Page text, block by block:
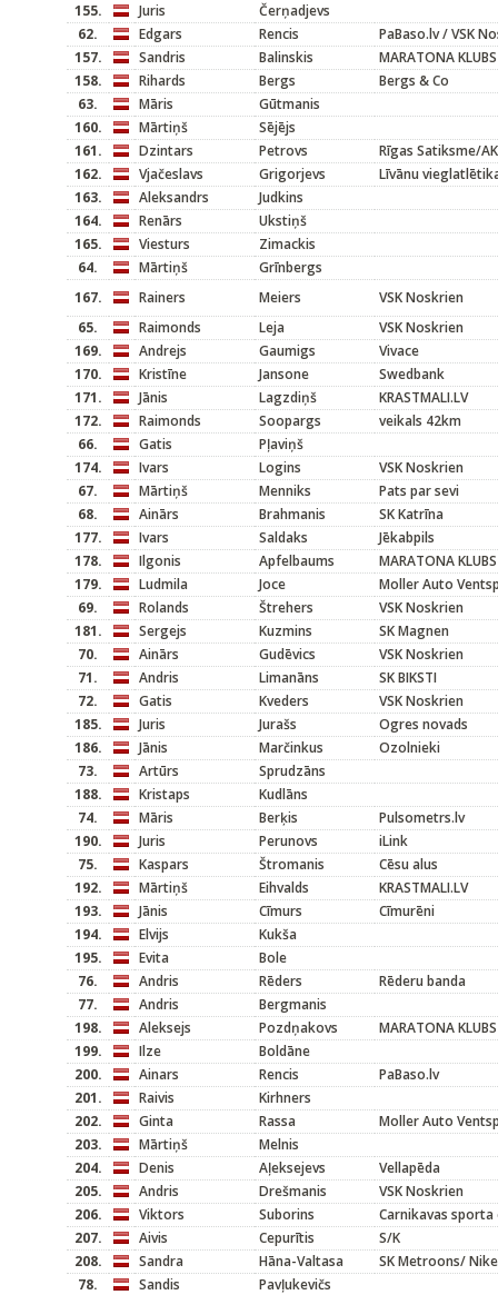
155. Juris
Čerņadjevs
62.
Edgars Rencis
PaBaso.lv / VSK
157.
Sandris Balinskis
MARATONA KLUBS
158.
Rihards Bergs
Bergs & Co
63.
Māris
Gūtmanis
160.
Mārtiņš
Sējējs
161.
Dzintars Petrovs
Rīgas Satiksme/
162.
Vjačeslavs Grigorjevs
Līvānu
163.
Aleksandrs
Judkins
164.
Renārs
Ukstiņš
165.
Viesturs
Zimackis
64.
Mārtiņš
Grīnbergs
167.
Rainers Meiers
VSK Noskrien
65.
Raimonds Leja
VSK Noskrien
169.
Andrejs Gaumigs
Vivace
170.
Kristīne Jansone
Swedbank
171.
Jānis Lagzdiņš
KRASTMALI.LV
172.
Raimonds Soopargs
veikals 42km
66.
Gatis
Pļaviņš
174.
Ivars Logins
VSK Noskrien
67.
Mārtiņš Menniks
Pats par sevi
68.
Ainārs Brahmanis
SK Katrīna
177.
Ivars Saldaks
Jēkabpils
178.
Ilgonis Apfelbaums
MARATONA KLUBS
179.
Ludmila Joce
Moller Auto
69.
Rolands Štrehers
VSK Noskrien
181.
Sergejs Kuzmins
SK Magnen
70.
Ainārs Gudēvics
VSK Noskrien
71.
Andris Limanāns
SK BIKSTI
72.
Gatis Kveders
VSK Noskrien
185.
Juris Jurašs
Ogres novads
186.
Jānis Marčinkus
Ozolnieki
73.
Artūrs
Sprudzāns
188.
Kristaps
Kudlāns
74.
Māris Berķis
Pulsometrs.lv
190.
Juris Perunovs
iLink
75.
Kaspars Štromanis
Cēsu alus
192.
Mārtiņš Eihvalds
KRASTMALI.LV
193.
Jānis Cīmurs
Cīmurēni
194.
Elvijs
Kukša
195.
Evita
Bole
76.
Andris Rēders
Rēderu banda
77.
Andris
Bergmanis
198.
Aleksejs Pozdņakovs
MARATONA KLUBS
199.
Ilze
Boldāne
200.
Ainars Rencis
PaBaso.lv
201.
Raivis
Kirhners
202.
Ginta Rassa
Moller Auto
203.
Mārtiņš
Melnis
204.
Denis Aļeksejevs
Vellapēda
205.
Andris Drešmanis
VSK Noskrien
206.
Viktors Suborins
Carnikavas sporta
207.
Aivis Cepurītis
S/K
208.
Sandra Hāna-Valtasa
SK Metroons/ Nike
78.
Sandis
Pavļukevičs